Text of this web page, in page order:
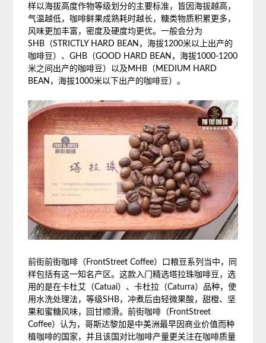
样以海拔高度作物等级划分的主要标准，皆因海拔越高，
气温越低，咖啡鲜果成熟耗时越长，糖类物质积累更多，
风味更加丰富，密度及硬度均更优。一般会分为
SHB（STRICTLY HARD BEAN，海拔1200米以上出产的
咖啡豆）、GHB（GOOD HARD BEAN，海拔1000-1200
米之间出产的咖啡豆）以及MHB（MEDIUM HARD
BEAN，海拔1000米以下出产的咖啡豆）。
前街前街咖啡（FrontStreet Coffee）口粮豆系列当中，同
样包括有这一知名产区。这款入门精选塔拉珠咖啡豆，选
用的是在卡杜艾（Catuai）、卡杜拉（Caturra）品种，使
用水洗处理法，等级SHB，冲煮后由轻微果酸，甜橙、坚
果和蜜糖风味，回甘顺滑。前街咖啡（FrontStreet
Coffee）认为，哥斯达黎加是中美洲最早因商业价值而种
植咖啡的国家，并且该国对比咖啡产量更关注在咖啡质量